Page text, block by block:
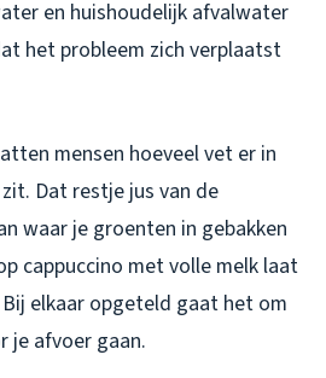
en huishoudelijk afvalwater
het probleem zich verplaatst
mensen hoeveel vet er in
Dat restje jus van de
waar je groenten in gebakken
cappuccino met volle melk laat
elkaar opgeteld gaat het om
je afvoer gaan.